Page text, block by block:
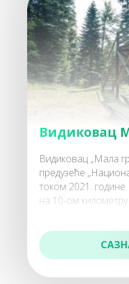
140
Коначишта и
150
Виле
160
Видиковац
Видиковац „Мала
предузеће
током 2021.
на 10-ом